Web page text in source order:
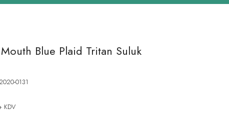
Blue Plaid Tritan Suluk
0131
KDV